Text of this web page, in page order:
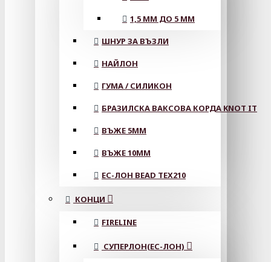
1,5 ММ ДО 5 ММ
ШНУР ЗА ВЪЗЛИ
НАЙЛОН
ГУМА / СИЛИКОН
БРАЗИЛСКА ВАКСОВА КОРДА KNOT IT
ВЪЖЕ 5MM
ВЪЖЕ 10MM
ЕС-ЛОН BEAD TEX210
КОНЦИ
FIRELINE
СУПЕРЛОН(ЕС-ЛОН)